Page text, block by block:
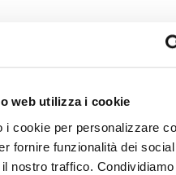
web utilizza i cookie
i cookie per personalizzare
fornire funzionalità dei
nostro traffico.